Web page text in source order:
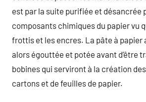
est par la suite purifiée et désancrée
composants chimiques du papier vu
frottis et les encres. La pâte à papier
alors égouttée et potée avant d’être
bobines qui serviront à la création
cartons et de feuilles de papier.